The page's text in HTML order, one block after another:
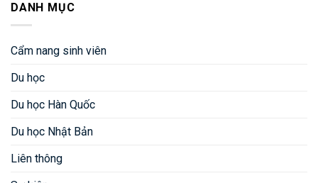
DANH MỤC
Cẩm nang sinh viên
Du học
Du học Hàn Quốc
Du học Nhật Bản
Liên thông